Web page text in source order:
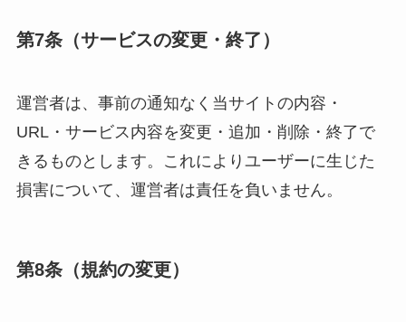
第7条（サービスの変更・終了）
運営者は、事前の通知なく当サイトの内容・
URL・サービス内容を変更・追加・削除・終了で
きるものとします。これによりユーザーに生じた
損害について、運営者は責任を負いません。
第8条（規約の変更）